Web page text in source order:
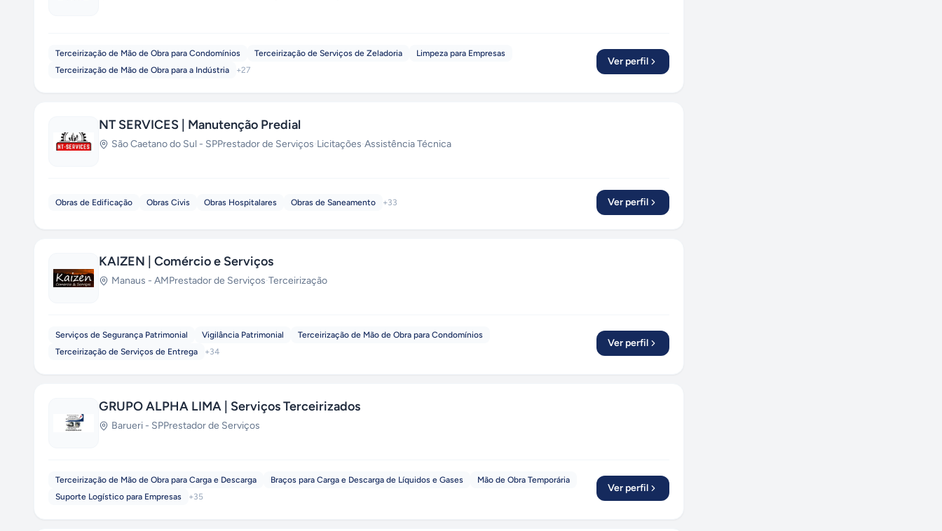
Terceirização de Mão de Obra para Condomínios Terceirização de Serviços de Zeladoria
Limpeza para Empresas
Terceirização de Mão de Obra para a Indústria
+27
Ver perfil
NT SERVICES | Manutenção Predial
São Caetano do Sul - SPPrestador de Serviços·Licitações·Assistência Técnica
Obras de Edificação Obras Civis Obras Hospitalares Obras de Saneamento +33 Ver perfil
KAIZEN | Comércio e Serviços
Manaus - AMPrestador de Serviços·Terceirização
Serviços de Segurança Patrimonial Vigilância Patrimonial
Terceirização de Mão de Obra para Condomínios
Terceirização de Serviços de Entrega
+34
Ver perfil
GRUPO ALPHA LIMA | Serviços Terceirizados
Barueri - SPPrestador de Serviços
Terceirização de Mão de Obra para Carga e Descarga Braços para Carga e Descarga de Líquidos e Gases
Mão de Obra Temporária
Suporte Logístico para Empresas
+35
Ver perfil